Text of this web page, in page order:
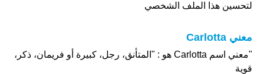
لتحسين هذا الملف الشخصي
معني Carlotta
"معني اسم Carlotta هو : "المتأنق، رجل، كبيرة أو فريمان، ذكر،
قوية